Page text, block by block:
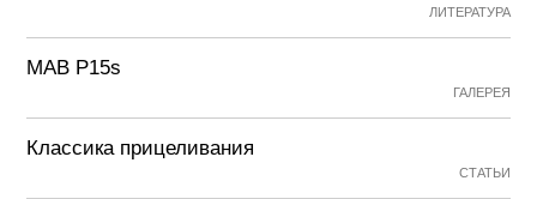
ЛИТЕРАТУРА
MAB P15s
ГАЛЕРЕЯ
Классика прицеливания
СТАТЬИ